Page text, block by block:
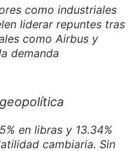
como industriales
liderar repuntes tras
como Airbus y
demanda
en libras y 13.34%
cambiaria. Sin